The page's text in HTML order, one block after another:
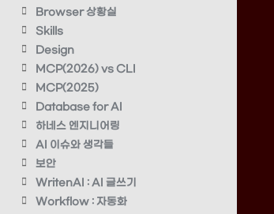
Browser 상황실
Skills
Design
MCP(2026) vs CLI
MCP(2025)
Database for AI
하네스 엔지니어링
AI 이슈와 생각들
보안
WritenAI : AI 글쓰기
Workflow : 자동화